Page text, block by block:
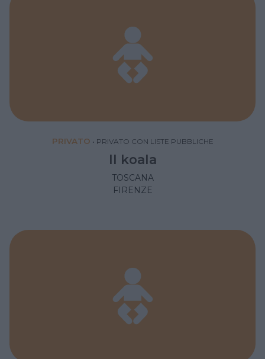
PRIVATO • PRIVATO CON LISTE PUBBLICHE
Il koala
TOSCANA
FIRENZE